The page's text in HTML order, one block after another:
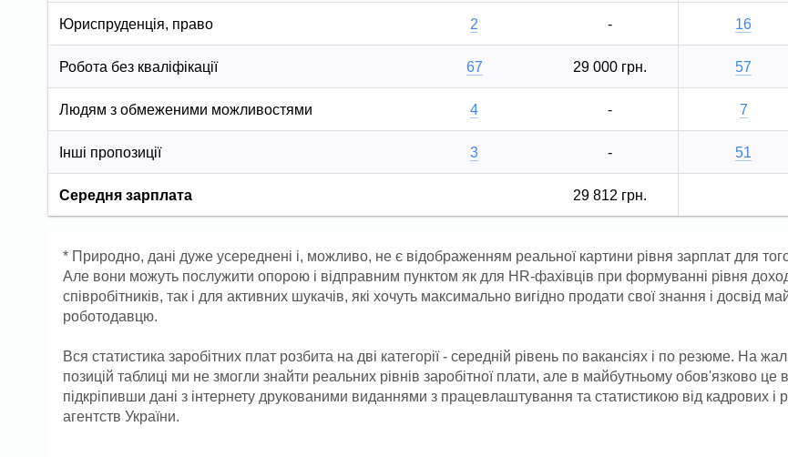
Юриспруденція, право 2 - 16
Робота без кваліфікації 67 29 000 грн. 57
Людям з обмеженими можливостями 4 - 7
Інші пропозиції 3 - 51
Середня зарплата 29 812 грн.
* Природно, дані дуже усереднені і, можливо, не є відображенням реальної картини рівня зарплат для
Але вони можуть послужити опорою і відправним пунктом як для HR-фахівців при формуванні рівня
співробітників, так і для активних шукачів, які хочуть максимально вигідно продати свої знання і досвід
роботодавцю.
Вся статистика заробітних плат розбита на дві категорії - середній рівень по вакансіях і по резюме. На
позицій таблиці ми не змогли знайти реальних рівнів заробітної плати, але в майбутньому обов'язково це
підкріпивши дані з інтернету друкованими виданнями з працевлаштування та статистикою від кадрових і
агентств України.